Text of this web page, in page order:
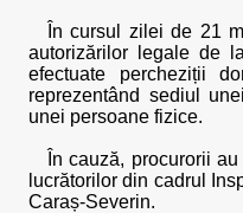
În cursul zilei de 21
autorizărilor legale de
efectuate percheziții
reprezentând sediul
unei persoane fizice.
În cauză, procurorii
lucrătorilor din cadrul
Caraș-Severin.